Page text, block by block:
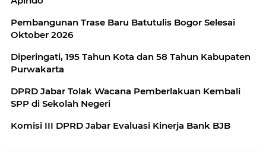
Pembangunan Trase Baru Batutulis Bogor Selesai
Oktober 2026
Diperingati, 195 Tahun Kota dan 58 Tahun Kabupaten
Purwakarta
DPRD Jabar Tolak Wacana Pemberlakuan Kembali
SPP di Sekolah Negeri
Komisi III DPRD Jabar Evaluasi Kinerja Bank BJB